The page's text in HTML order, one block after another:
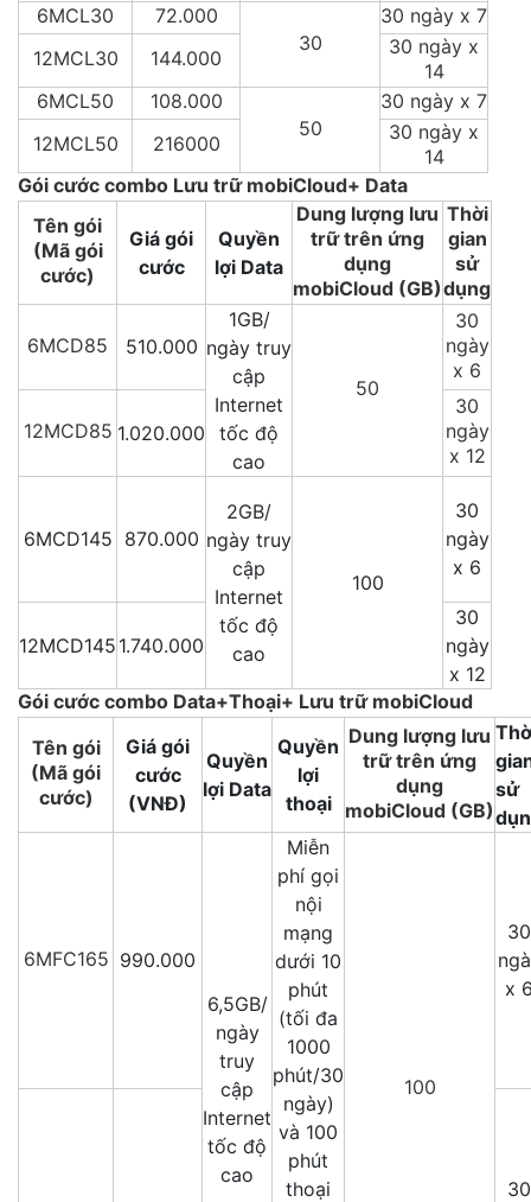
6MCL30
72.000
30
30 ngày x 7
12MCL30
144.000
30 ngày x
14
6MCL50
108.000
50
30 ngày x 7
12MCL50
216000
30 ngày x
14
Gói cước combo Lưu trữ mobiCloud+ Data
Tên gói
(Mã gói
cước)
Giá gói
cước
Quyền
lợi Data
Dung lượng lưu
trữ trên ứng
dụng
mobiCloud (GB)
Thời
gian
sử
dụng
6MCD85 510.000
1GB/
ngày truy
cập
Internet
tốc độ
cao
50
30
ngày
x 6
12MCD85 1.020.000
30
ngày
x 12
6MCD145 870.000
2GB/
ngày truy
cập
Internet
tốc độ
cao
100
30
ngày
x 6
12MCD145 1.740.000
30
ngày
x 12
Gói cước combo Data+Thoại+ Lưu trữ mobiCloud
Tên gói
(Mã gói
cước)
Giá gói
cước
(VNĐ)
Quyền
lợi Data
Quyền
lợi
thoại
Dung lượng lưu
trữ trên ứng
dụng
mobiCloud (GB)
sử
6MFC165 990.000
6,5GB/
ngày
truy
cập
Internet
tốc độ
cao
Miễn
phí gọi
nội
mạng
dưới 10
phút
(tối đa
1000
phút/30
ngày)
và 100
phút
thoại
100
30
x
30